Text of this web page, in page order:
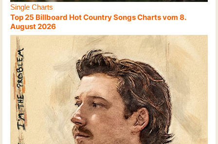
Single Charts
Top 25 Billboard Hot Country Songs Charts vom 8.
August 2026